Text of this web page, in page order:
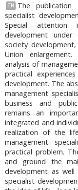
EN
The publication
specialist
Special attention
development under
society
Union
analysis of
practical
development. The
management
business and
remains an
integrated and
realization of the
management
practical problem.
and ground the
development as
specialist